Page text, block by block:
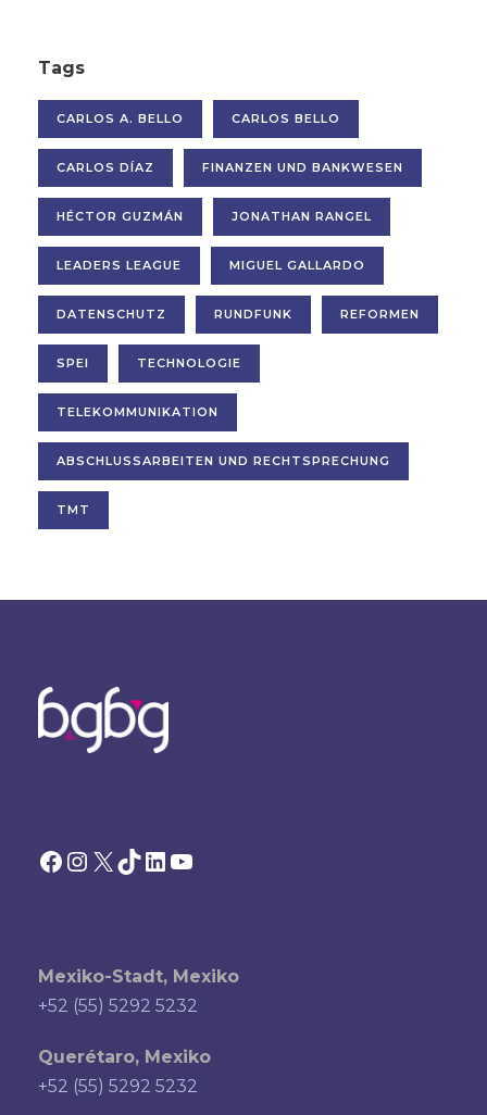
Tags
CARLOS A. BELLO CARLOS BELLO
CARLOS DÍAZ FINANZEN UND BANKWESEN
HÉCTOR GUZMÁN JONATHAN RANGEL
LEADERS LEAGUE MIGUEL GALLARDO
DATENSCHUTZ RUNDFUNK REFORMEN
SPEI TECHNOLOGIE
TELEKOMMUNIKATION
ABSCHLUSSARBEITEN UND RECHTSPRECHUNG
TMT
Facebook Instagram X TikTok LinkedIn YouTube
Mexiko-Stadt, Mexiko
+52 (55) 5292 5232
Querétaro, Mexiko
+52 (55) 5292 5232